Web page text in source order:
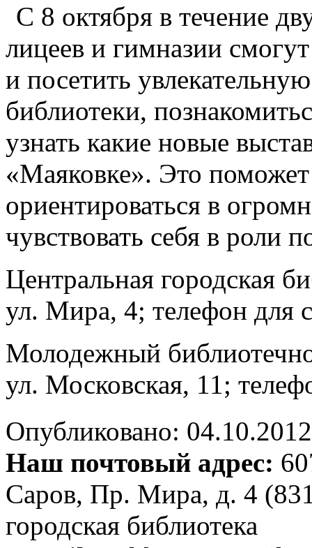
С 8 октября в течение
лицеев и гимназии
и посетить
библиотеки,
узнать какие новые
«Маяковке». Это
ориентироваться в
чувствовать себя в роли
Центральная городская
ул. Мира, 4; телефон для
Молодежный
ул. Московская, 11;
Опубликовано:
Наш почтовый адрес:
Саров, Пр. Мира, д. 4
городская библиотека